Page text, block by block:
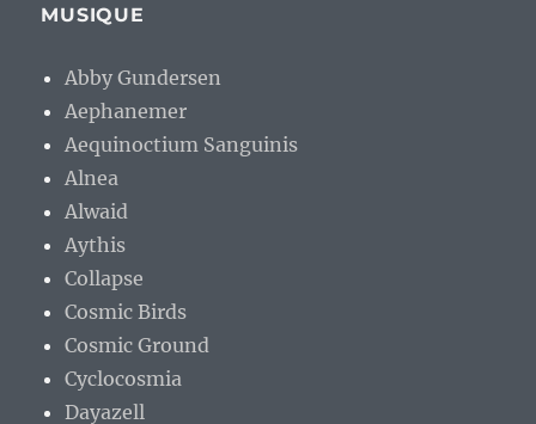
MUSIQUE
Abby Gundersen
Aephanemer
Aequinoctium Sanguinis
Alnea
Alwaid
Aythis
Collapse
Cosmic Birds
Cosmic Ground
Cyclocosmia
Dayazell